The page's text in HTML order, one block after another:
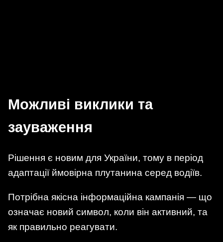
Можливі виклики та
зауваження
Рішення є новим для України, тому в період
адаптації ймовірна плутанина серед водіїв.
Потрібна якісна інформаційна кампанія — що
означає новий символ, коли він активний, та
як правильно реагувати.